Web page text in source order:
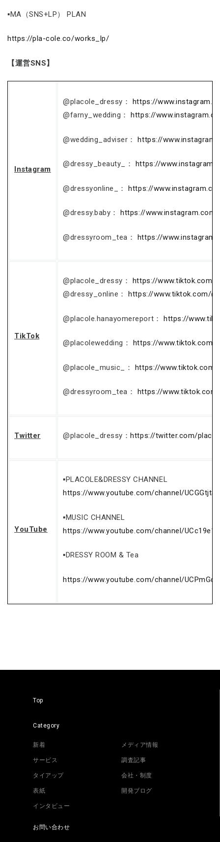
▪MA（SNS+LP） PLAN
https://pla-cole.co/works_lp/
【運営SNS】
Instagram
@placole_dressy： https://
@farny_wedding：https://
@wedding_adviser：https://
@dressy_beauty_： https://
@dressyonline_：https://
@dressy.baby：https://
@dressyroom_tea： https://
TikTok
@placole_dressy： https://www.tiktok.com/
@dressy_online：https://www.tiktok.com/
@placole.hanayomereport：https://
@placolewedding： https://www.tiktok.com/
@placole_music_： https://www.tiktok.com/
@dressyroom_tea： https://
Twitter @placole_dressy：https://twitter.com/
YouTube
▪PLACOLE&DRESSY CHANNEL
https://www.youtube.com/channel/
▪MUSIC CHANNEL
https://www.youtube.com/channel/
▪DRESSY ROOM & Tea
https://www.youtube.com/channel/
Top
Category
新着 メディア情報
サービス 調査記事
タイアップ 会社・制度
表紙 開発ブログ
インタビュー
お問い合わせ